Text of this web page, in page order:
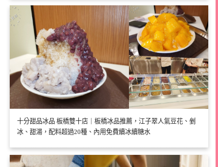
十分甜品冰品 板橋雙十店｜板橋冰品推薦，江子翠人氣豆花、剉
冰、甜湯，配料超過20種、內用免費續冰續糖水